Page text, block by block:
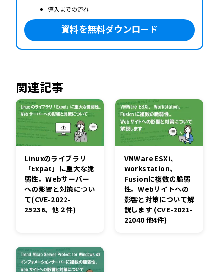
導入までの流れ
資料を無料ダウンロード
関連記事
Linuxのライブラリ
「Expat」に重大な脆
弱性。Webサーバー
への影響と対策につい
て(CVE-2022-
25236、他２件)
VMWare ESXi、
Workstation、
Fusionに複数の脆弱
性。Webサイトへの
影響と対策について解
説します (CVE-2021-
22040 他4件)